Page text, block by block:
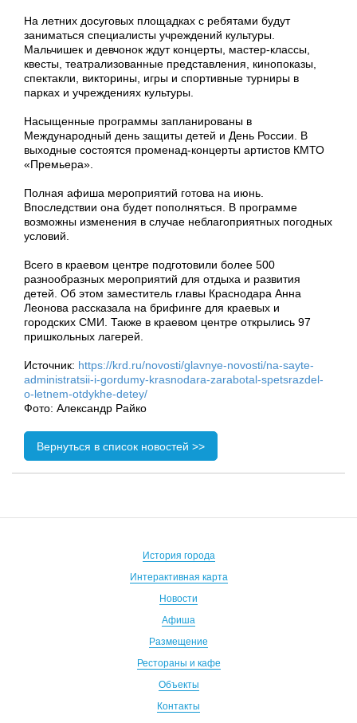
На летних досуговых площадках с ребятами будут
заниматься специалисты учреждений культуры.
Мальчишек и девчонок ждут концерты, мастер-классы,
квесты, театрализованные представления, кинопоказы,
спектакли, викторины, игры и спортивные турниры в
парках и учреждениях культуры.
Насыщенные программы запланированы в
Международный день защиты детей и День России. В
выходные состоятся променад-концерты артистов КМТО
«Премьера».
Полная афиша мероприятий готова на июнь.
Впоследствии она будет пополняться. В программе
возможны изменения в случае неблагоприятных погодных
условий.
Всего в краевом центре подготовили более 500
разнообразных мероприятий для отдыха и развития
детей. Об этом заместитель главы Краснодара Анна
Леонова рассказала на брифинге для краевых и
городских СМИ. Также в краевом центре открылись 97
пришкольных лагерей.
Источник: https://krd.ru/novosti/glavnye-novosti/na-sayte-
administratsii-i-gordumy-krasnodara-zarabotal-spetsrazdel-
o-letnem-otdykhe-detey/
Фото: Александр Райко
Вернуться в список новостей >>
История города
Интерактивная карта
Новости
Афиша
Размещение
Рестораны и кафе
Объекты
Контакты